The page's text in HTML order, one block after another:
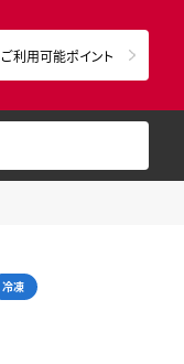
ご利用可能ポイント
冷凍